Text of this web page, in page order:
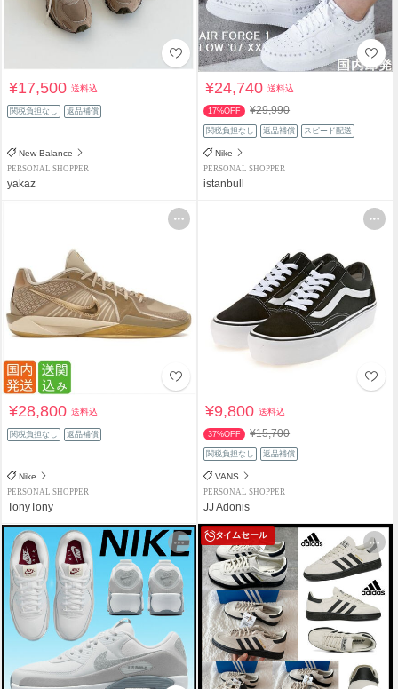
¥17,500送料込
関税負担なし 返品補償
New Balance
PERSONAL SHOPPER
yakaz
¥24,740送料込
17%OFF ¥29,990
関税負担なし 返品補償 スピード配送
Nike
PERSONAL SHOPPER
istanbull
¥28,800送料込
関税負担なし 返品補償
Nike
PERSONAL SHOPPER
TonyTony
¥9,800送料込
37%OFF ¥15,700
関税負担なし 返品補償
VANS
PERSONAL SHOPPER
JJ Adonis
タイムセール